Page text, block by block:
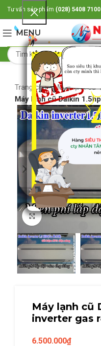
Tư vấn sản phẩm (028) 5408 7100
MENU
Trang chủ
Máy lạnh cũ
Máy lạnh cũ Daikin
Click to enlarge
Máy lạnh cũ
inverter gas
6.500.000₫